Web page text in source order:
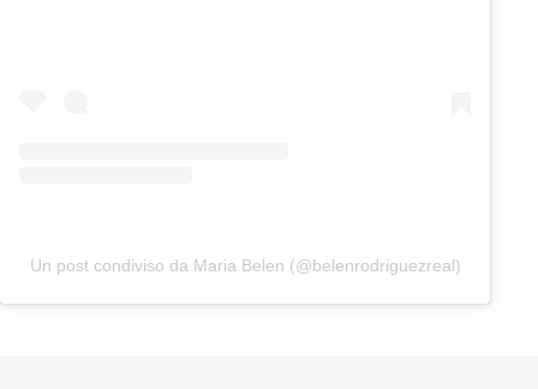
Un post condiviso da Maria Belen (@belenrodriguezreal)